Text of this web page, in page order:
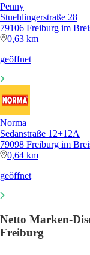
Penny
Stuehlingerstraße 28
79106 Freiburg im
0,63 km
geöffnet
Norma
Sedanstraße 12+12A
79098 Freiburg im
0,64 km
geöffnet
Netto Marken-
Freiburg